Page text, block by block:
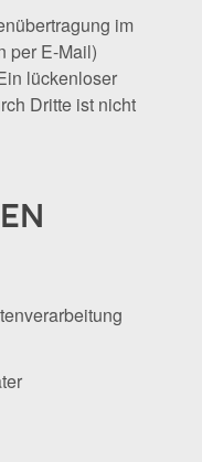
im
per E-Mail)
lückenloser
Dritte ist nicht